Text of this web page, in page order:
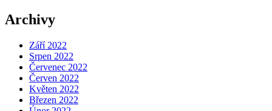
Archivy
Září 2022
Srpen 2022
Červenec 2022
Červen 2022
Květen 2022
Březen 2022